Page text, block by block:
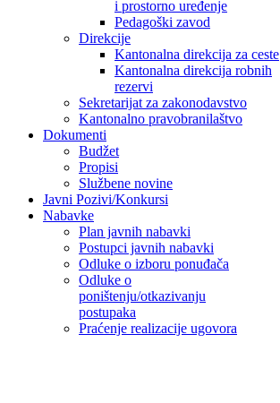
i prostorno uređenje
Pedagoški zavod
Direkcije
Kantonalna direkcija za ceste
Kantonalna direkcija robnih
rezervi
Sekretarijat za zakonodavstvo
Kantonalno pravobranilaštvo
Dokumenti
Budžet
Propisi
Službene novine
Javni Pozivi/Konkursi
Nabavke
Plan javnih nabavki
Postupci javnih nabavki
Odluke o izboru ponuđača
Odluke o
poništenju/otkazivanju
postupaka
Praćenje realizacije ugovora